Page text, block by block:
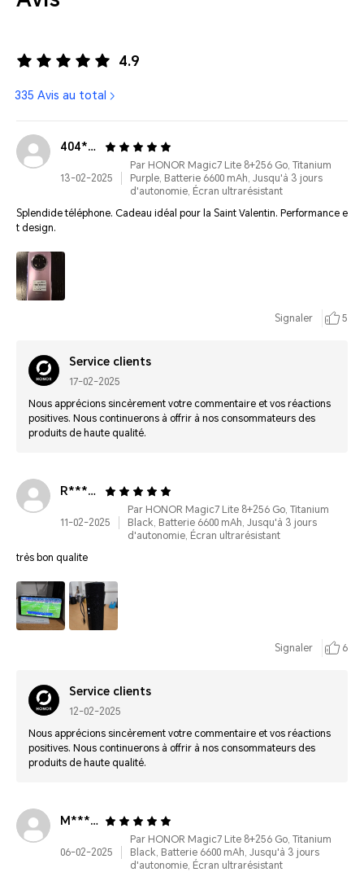
4.9
335 Avis au total
404***@gmail.com
13-02-2025
Par HONOR Magic7 Lite 8+256 Go, Titanium
Purple, Batterie 6600 mAh, Jusqu'à 3 jours
d'autonomie, Écran ultrarésistant
Splendide téléphone. Cadeau idéal pour la Saint Valentin. Performance e
t design.
Signaler 5
Service clients
17-02-2025
Nous apprécions sincèrement votre commentaire et vos réactions
positives. Nous continuerons à offrir à nos consommateurs des
produits de haute qualité.
R************
11-02-2025
Par HONOR Magic7 Lite 8+256 Go, Titanium
Black, Batterie 6600 mAh, Jusqu'à 3 jours
d'autonomie, Écran ultrarésistant
très bon qualite
Signaler 6
Service clients
12-02-2025
Nous apprécions sincèrement votre commentaire et vos réactions
positives. Nous continuerons à offrir à nos consommateurs des
produits de haute qualité.
M*******
06-02-2025
Par HONOR Magic7 Lite 8+256 Go, Titanium
Black, Batterie 6600 mAh, Jusqu'à 3 jours
d'autonomie, Écran ultrarésistant